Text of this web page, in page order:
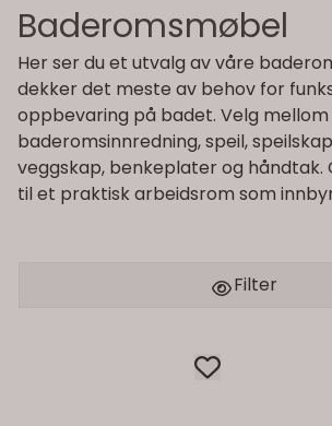
Baderomsmøbel
Her ser du et utvalg av våre
dekker det meste av behov for
oppbevaring på badet. Velg mellom
baderomsinnredning, speil,
veggskap, benkeplater og håndtak.
til et praktisk arbeidsrom som
Filter